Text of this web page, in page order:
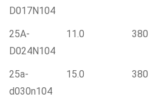
D017N104
25A-
D024N104
11.0 380
25a-
d030n104
15.0 380